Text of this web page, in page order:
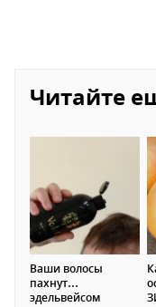
Читайте
Ваши волосы
пахнут…
эдельвейсом